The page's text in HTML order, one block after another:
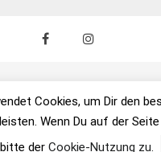
urban:trends GmbH /
Shop - Alle Rechte
Cookies, um Dir den
Wenn Du auf der
der Cookie-Nutzung zu.